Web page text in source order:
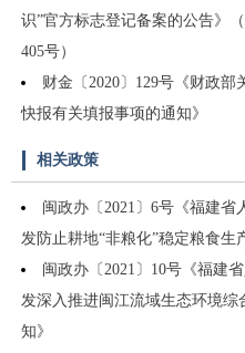
识”官方标志登记备案的公告》
405号）
财金〔2020〕129号《财政部
快报有关填报事项的通知》
相关政策
闽政办〔2021〕6号《福建省
发防止耕地“非粮化”稳定粮食生
闽政办〔2021〕10号《福建
发深入推进闽江流域生态环境综
知》